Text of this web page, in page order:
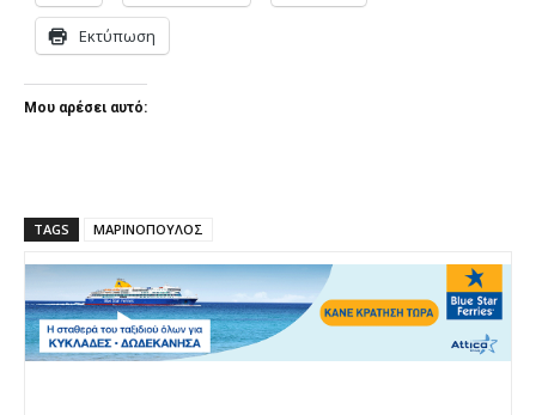
Εκτύπωση
Μου αρέσει αυτό:
TAGS ΜΑΡΙΝΟΠΟΥΛΟΣ